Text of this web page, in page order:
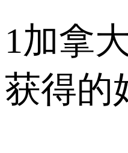
1加拿
获得的